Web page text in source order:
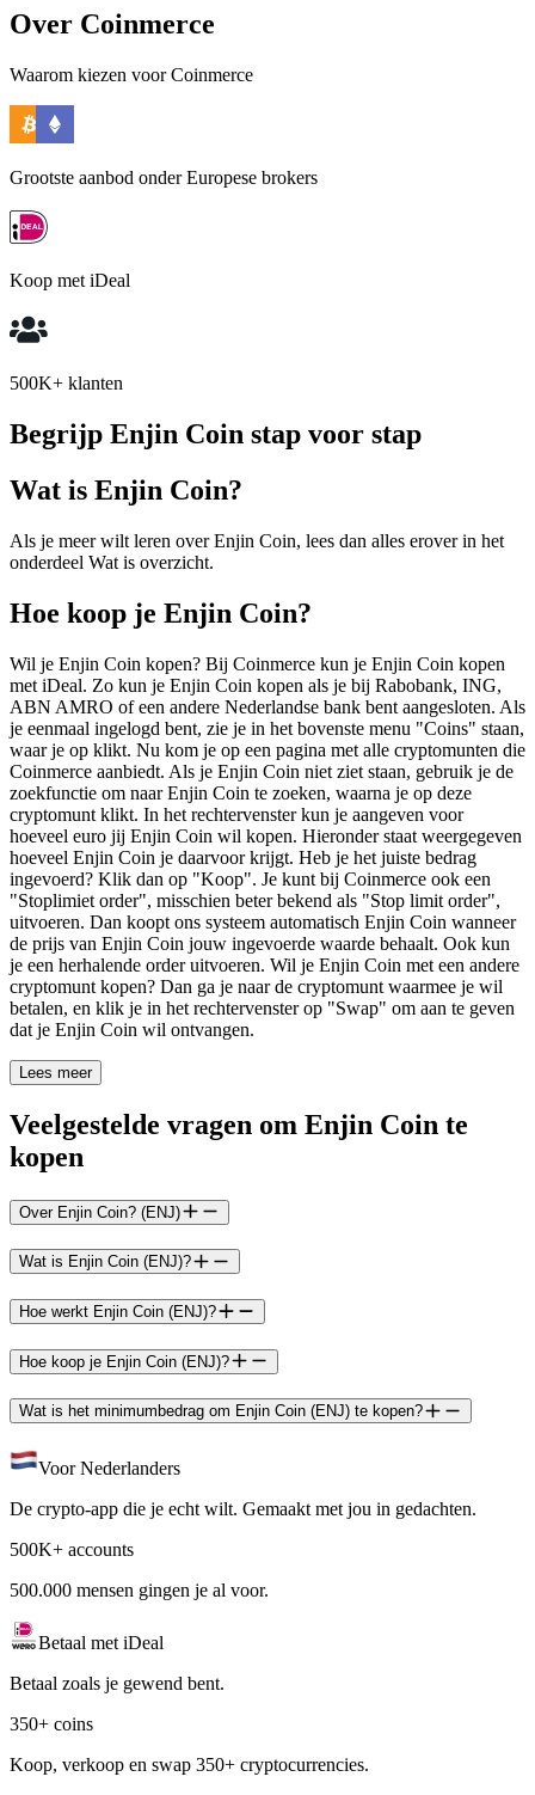
Over Coinmerce
Waarom kiezen voor Coinmerce
Grootste aanbod onder Europese brokers
Koop met iDeal
500K+ klanten
Begrijp Enjin Coin stap voor stap
Wat is Enjin Coin?
Als je meer wilt leren over Enjin Coin, lees dan alles erover in het
onderdeel Wat is overzicht.
Hoe koop je Enjin Coin?
Wil je Enjin Coin kopen? Bij Coinmerce kun je Enjin Coin kopen
met iDeal. Zo kun je Enjin Coin kopen als je bij Rabobank, ING,
ABN AMRO of een andere Nederlandse bank bent aangesloten. Als
je eenmaal ingelogd bent, zie je in het bovenste menu "Coins" staan,
waar je op klikt. Nu kom je op een pagina met alle cryptomunten die
Coinmerce aanbiedt. Als je Enjin Coin niet ziet staan, gebruik je de
zoekfunctie om naar Enjin Coin te zoeken, waarna je op deze
cryptomunt klikt. In het rechtervenster kun je aangeven voor
hoeveel euro jij Enjin Coin wil kopen. Hieronder staat weergegeven
hoeveel Enjin Coin je daarvoor krijgt. Heb je het juiste bedrag
ingevoerd? Klik dan op "Koop". Je kunt bij Coinmerce ook een
"Stoplimiet order", misschien beter bekend als "Stop limit order",
uitvoeren. Dan koopt ons systeem automatisch Enjin Coin wanneer
de prijs van Enjin Coin jouw ingevoerde waarde behaalt. Ook kun
je een herhalende order uitvoeren. Wil je Enjin Coin met een andere
cryptomunt kopen? Dan ga je naar de cryptomunt waarmee je wil
betalen, en klik je in het rechtervenster op "Swap" om aan te geven
dat je Enjin Coin wil ontvangen.
Lees meer
Veelgestelde vragen om Enjin Coin te
kopen
Over Enjin Coin? (ENJ)
Wat is Enjin Coin (ENJ)?
Hoe werkt Enjin Coin (ENJ)?
Hoe koop je Enjin Coin (ENJ)?
Wat is het minimumbedrag om Enjin Coin (ENJ) te kopen?
Voor Nederlanders
De crypto-app die je echt wilt. Gemaakt met jou in gedachten.
500K+ accounts
500.000 mensen gingen je al voor.
Betaal met iDeal
Betaal zoals je gewend bent.
350+ coins
Koop, verkoop en swap 350+ cryptocurrencies.